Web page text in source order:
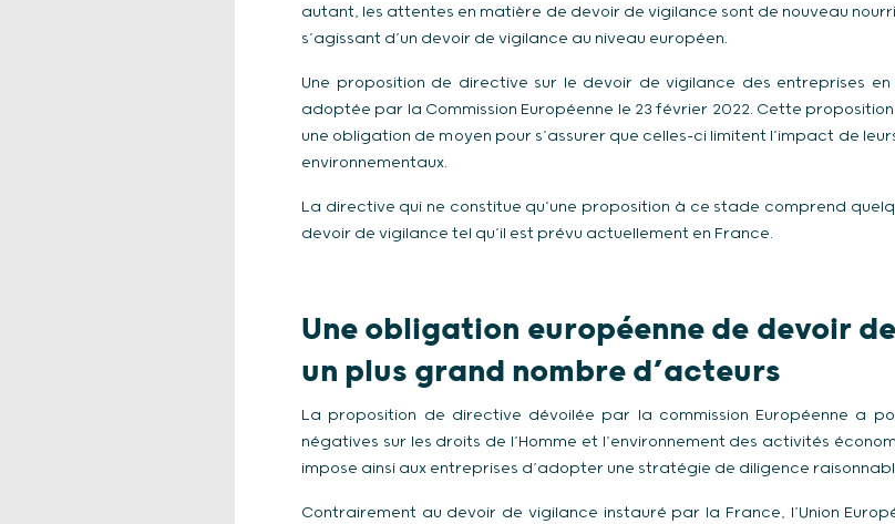
autant, les attentes en matière de devoir de vigilance sont de nouveau
s’agissant d’un devoir de vigilance au niveau européen.
Une proposition de directive sur le devoir de vigilance des entreprises
adoptée par la Commission Européenne le 23 février 2022. Cette
une obligation de moyen pour s’assurer que celles-ci limitent l’impact de
environnementaux.
La directive qui ne constitue qu’une proposition à ce stade comprend
devoir de vigilance tel qu’il est prévu actuellement en France.
Une obligation européenne de devoir
un plus grand nombre d’acteurs
La proposition de directive dévoilée par la commission Européenne a
négatives sur les droits de l’Homme et l’environnement des activités
impose ainsi aux entreprises d’adopter une stratégie de diligence
Contrairement au devoir de vigilance instauré par la France, l’Union